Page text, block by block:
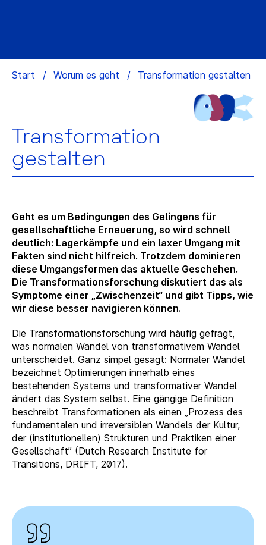
Start / Worum es geht / Transformation gestalten
Transformation
gestalten
Geht es um Bedingungen des Gelingens für
gesellschaftliche Erneuerung, so wird schnell
deutlich: Lagerkämpfe und ein laxer Umgang mit
Fakten sind nicht hilfreich. Trotzdem dominieren
diese Umgangsformen das aktuelle Geschehen.
Die Transformationsforschung diskutiert das als
Symptome einer „Zwischenzeit“ und gibt Tipps, wie
wir diese besser navigieren können.
Die Transformationsforschung wird häufig gefragt,
was normalen Wandel von transformativem Wandel
unterscheidet. Ganz simpel gesagt: Normaler Wandel
bezeichnet Optimierungen innerhalb eines
bestehenden Systems und transformativer Wandel
ändert das System selbst. Eine gängige Definition
beschreibt Transformationen als einen „Prozess des
fundamentalen und irreversiblen Wandels der Kultur,
der (institutionellen) Strukturen und Praktiken einer
Gesellschaft” (Dutch Research Institute for
Transitions, DRIFT, 2017).